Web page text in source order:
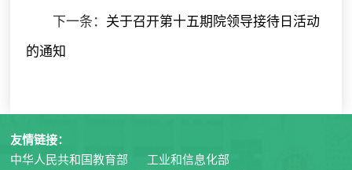
下一条： 关于召开第十五期院领导接待日活动
的通知
友情链接：
中华人民共和国教育部
工业和信息化部